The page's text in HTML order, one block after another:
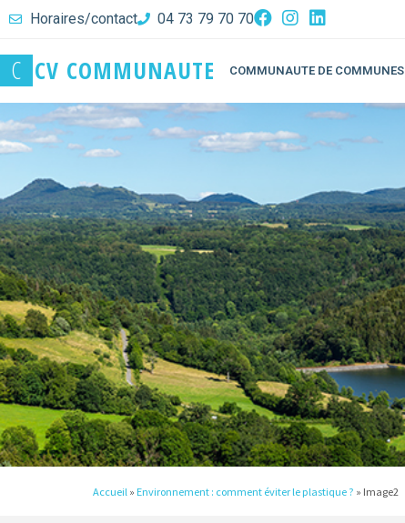
Horaires/contact 04 73 79 70 70
C CV COMMUNAUTE COMMUNAUTE DE COMMUNES
Accueil » Environnement : comment éviter le plastique ? » Image2